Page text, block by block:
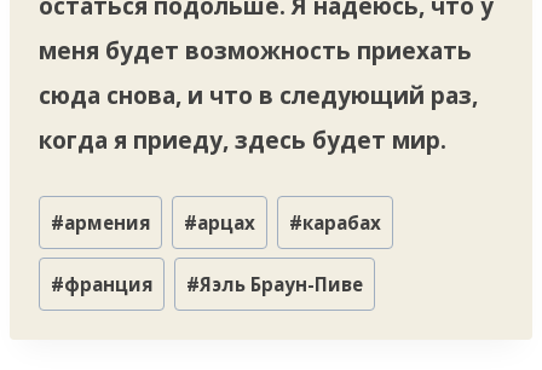
меня будет возможность приехать
сюда снова, и что в следующий раз,
когда я приеду, здесь будет мир.
Метки
записи:
#армения #арцах #карабах
#франция #Яэль Браун-Пиве